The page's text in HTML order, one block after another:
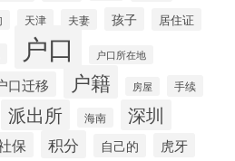
天津 夫妻 孩子 居住证
户口 户口所在地
口迁移 户籍 房屋 手续
派出所 海南 深圳
保 积分 自己的 虎牙